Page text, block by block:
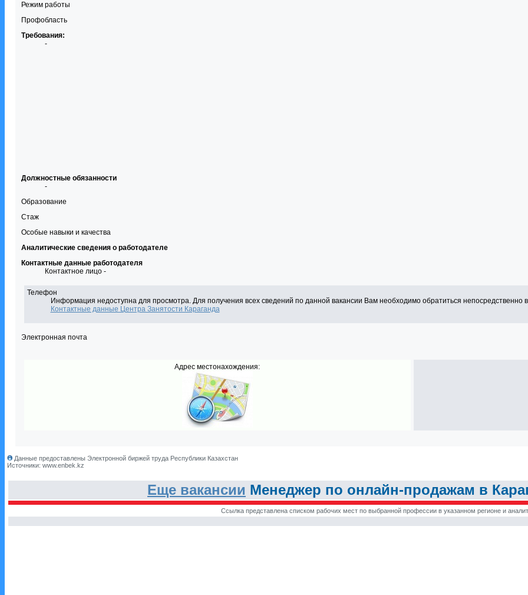
Режим работы
Профобласть
Требования:
-
Должностные обязанности
-
Образование
Стаж
Особые навыки и качества
Аналитические сведения о работодателе
Контактные данные работодателя
Контактное лицо -
Телефон
Информация недоступна для просмотра. Для получения всех сведений по данной вакансии Вам необходимо обратиться
Контактные данные Центра Занятости Караганда
Электронная почта
Адрес местонахождения:
Данные предоставлены Электронной биржей труда Республики Казахстан
Источники: www.enbek.kz
Еще вакансии Менеджер по онлайн-продажам в
Ссылка представлена списком рабочих мест по выбранной профессии в указанном регионе и